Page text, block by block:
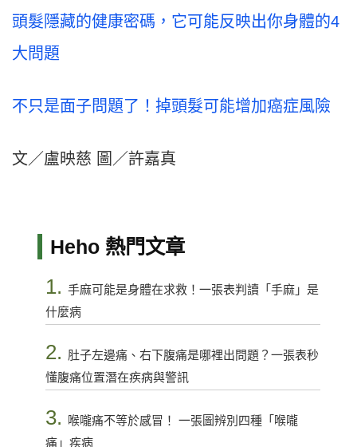
頭髮隱藏的健康密碼，它可能反映出你身體的4
大問題
不只是面子問題了！掉頭髮可能增加癌症風險
文／盧映慈 圖／許嘉真
Heho 熱門文章
1. 手麻可能是身體在求救！一張表判讀「手麻」是
什麼病
2. 肚子左邊痛、右下腹痛是哪裡出問題？一張表秒
懂腹痛位置潛在疾病與警訊
3.
喉嚨痛不等於感冒！ 一張圖辨別四種「喉嚨
痛」疾病